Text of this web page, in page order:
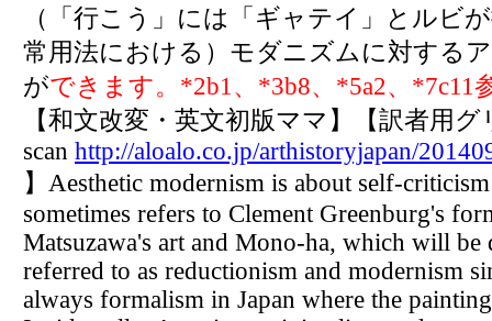
（「行こう」には「ギャテイ」とルビ
常用法における）モダニズムに対する
ができます。*2b1、*3b8、*5a2、*7c11
【和文改変・英文初版ママ】【訳者用
scan http://aloalo.co.jp/arthistoryjapan/
】Aesthetic modernism is about self-
sometimes refers to Clement Greenburg's
Matsuzawa's art and Mono-ha, which will be
referred to as reductionism and modernism
always formalism in Japan where the